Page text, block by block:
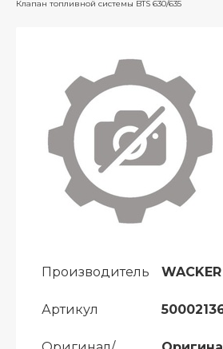
Клапан топливной системы BTS 630/635
Производитель
Артикул